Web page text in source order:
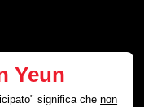
Yeun
significa chenon